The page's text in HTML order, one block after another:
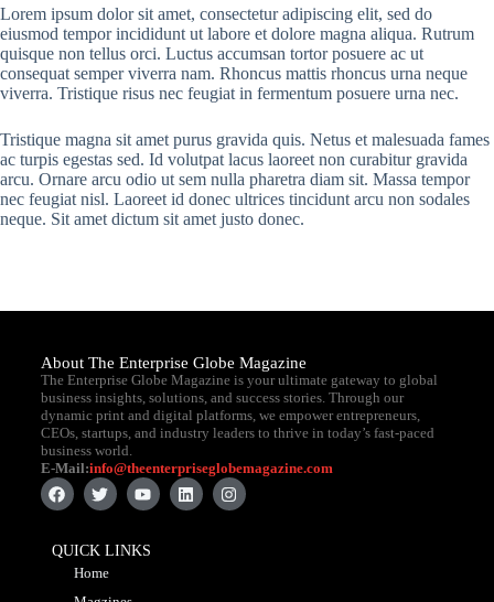
Lorem ipsum dolor sit amet, consectetur adipiscing elit, sed do
eiusmod tempor incididunt ut labore et dolore magna aliqua. Rutrum
quisque non tellus orci. Luctus accumsan tortor posuere ac ut
consequat semper viverra nam. Rhoncus mattis rhoncus urna neque
viverra. Tristique risus nec feugiat in fermentum posuere urna nec.
Tristique magna sit amet purus gravida quis. Netus et malesuada fames
ac turpis egestas sed. Id volutpat lacus laoreet non curabitur gravida
arcu. Ornare arcu odio ut sem nulla pharetra diam sit. Massa tempor
nec feugiat nisl. Laoreet id donec ultrices tincidunt arcu non sodales
neque. Sit amet dictum sit amet justo donec.
About The Enterprise Globe Magazine
The Enterprise Globe Magazine is your ultimate gateway to global
business insights, solutions, and success stories. Through our
dynamic print and digital platforms, we empower entrepreneurs,
CEOs, startups, and industry leaders to thrive in today’s fast-paced
business world.
E-Mail:info@theenterpriseglobemagazine.com
QUICK LINKS
Home